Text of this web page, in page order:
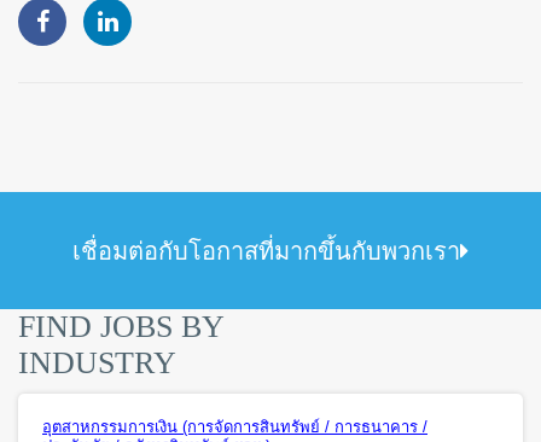
เชื่อมต่อกับโอกาสที่มากขึ้นกับพวกเรา
FIND JOBS BY
INDUSTRY
อุตสาหกรรมการเงิน (การจัดการสินทรัพย์ / การธนาคาร /